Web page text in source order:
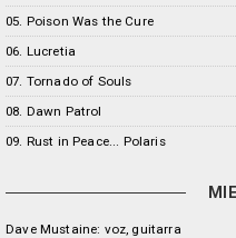
05. Poison Was the Cure
06. Lucretia
07. Tornado of Souls
08. Dawn Patrol
09. Rust in Peace... Polaris
Dave Mustaine: voz, guitarra